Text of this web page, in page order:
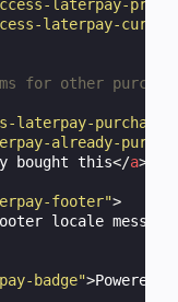
laterpay-
laterpay-
for other
laterpay-
already-
bought this</a>
footer">
locale
badge">Powered